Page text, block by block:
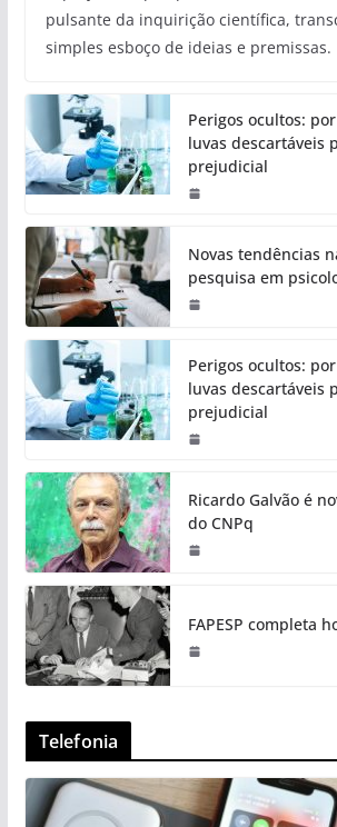
pulsante da inquirição científica,
simples esboço de ideias e premissas.
Perigos ocultos:
luvas descartáveis
prejudicial
Novas tendências
pesquisa em
Perigos ocultos:
luvas descartáveis
prejudicial
Ricardo Galvão é
do CNPq
FAPESP completa
Telefonia